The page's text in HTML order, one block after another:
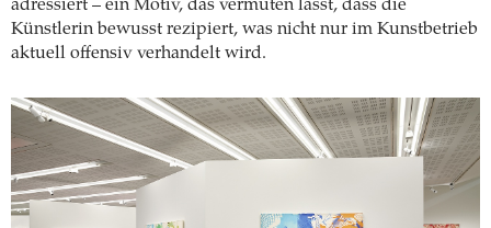
adressiert – ein Motiv, das vermuten lässt, dass die
Künstlerin bewusst rezipiert, was nicht nur im Kunstbetrieb
aktuell offensiv verhandelt wird.